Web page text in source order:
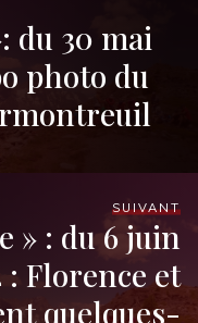
du 30 mai
photo du
SUIVANT
» : du 6 juin
: Florence et
quelques-